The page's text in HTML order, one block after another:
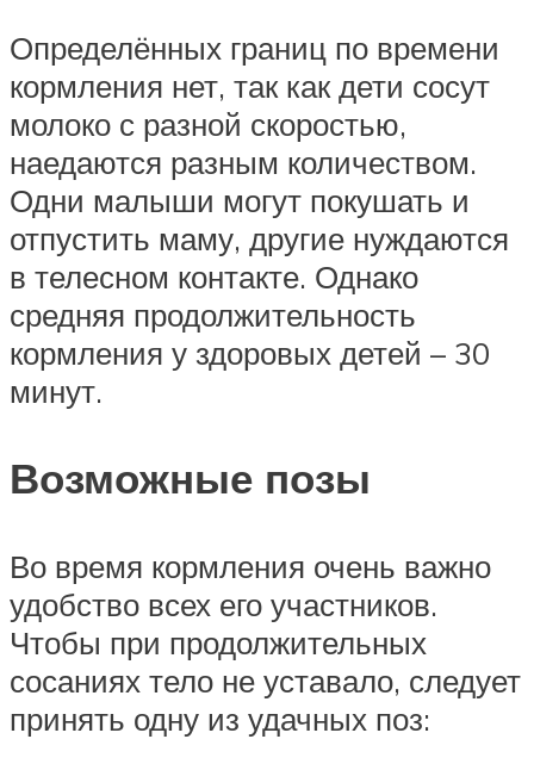
Определённых границ по времени
кормления нет, так как дети сосут
молоко с разной скоростью,
наедаются разным количеством.
Одни малыши могут покушать и
отпустить маму, другие нуждаются
в телесном контакте. Однако
средняя продолжительность
кормления у здоровых детей – 30
минут.
Возможные позы
Во время кормления очень важно
удобство всех его участников.
Чтобы при продолжительных
сосаниях тело не уставало, следует
принять одну из удачных поз: